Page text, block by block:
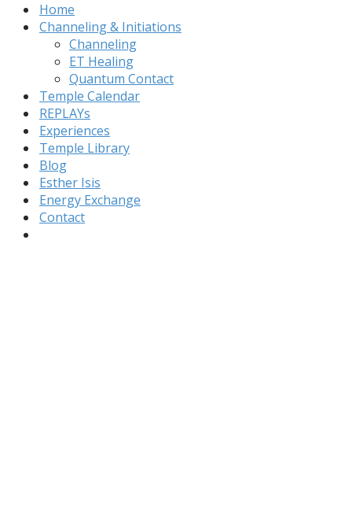
Home
Channeling & Initiations
Channeling
ET Healing
Quantum Contact
Temple Calendar
REPLAYs
Experiences
Temple Library
Blog
Esther Isis
Energy Exchange
Contact